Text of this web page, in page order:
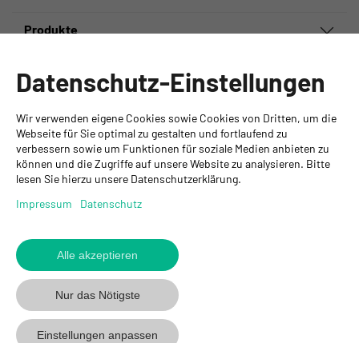
Produkte
GYSO AG
Hauptsitz Kloten
Steinackerstrasse 34
8302 Kloten
+ 41 43 255 55 55
www.gyso.ch
GYSO
auf
Youtube
GYSO
auf
Gyso
auf
Linkedin
Datenschutz-Einstellungen
Wir verwenden eigene Cookies sowie Cookies von Dritten, um die
Webseite für Sie optimal zu gestalten und fortlaufend zu
verbessern sowie um Funktionen für soziale Medien anbieten zu
können und die Zugriffe auf unsere Website zu analysieren. Bitte
lesen Sie hierzu unsere Datenschutzerklärung.
Impressum
Datenschutz
Alle akzeptieren
Nur das Nötigste
Einstellungen anpassen